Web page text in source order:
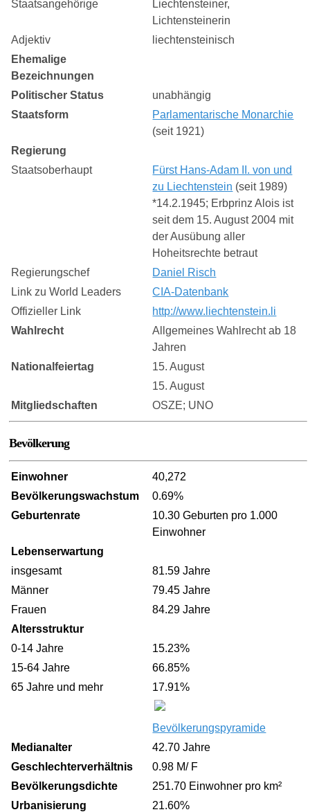
Staatsangehörige
Liechtensteiner,
Lichtensteinerin
Adjektiv
liechtensteinisch
Ehemalige
Bezeichnungen
Politischer Status
unabhängig
Staatsform
Parlamentarische Monarchie
(seit 1921)
Regierung
Staatsoberhaupt
Fürst Hans-Adam II. von und
zu Liechtenstein (seit 1989)
*14.2.1945; Erbprinz Alois ist
seit dem 15. August 2004 mit
der Ausübung aller
Hoheitsrechte betraut
Regierungschef
Daniel Risch
Link zu World Leaders
CIA-Datenbank
Offizieller Link
http://www.liechtenstein.li
Wahlrecht
Allgemeines Wahlrecht ab 18
Jahren
Nationalfeiertag
15. August
15. August
Mitgliedschaften
OSZE; UNO
Bevölkerung
Einwohner
40,272
Bevölkerungswachstum
0.69%
Geburtenrate
10.30 Geburten pro 1.000
Einwohner
Lebenserwartung
insgesamt
81.59 Jahre
Männer
79.45 Jahre
Frauen
84.29 Jahre
Altersstruktur
0-14 Jahre
15.23%
15-64 Jahre
66.85%
65 Jahre und mehr
17.91%
Bevölkerungspyramide
Medianalter
42.70 Jahre
Geschlechterverhältnis
0.98 M/ F
Bevölkerungsdichte
251.70 Einwohner pro km²
Urbanisierung
21.60%